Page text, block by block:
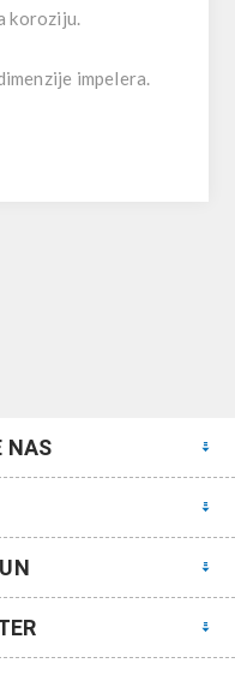
koroziju.
impelera.
NAS